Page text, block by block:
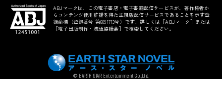
ABJマークは、この電子書店・電子書籍配信サービスが、著作権者か
らコンテンツ使用許諾を得た正規版配信サービスであることを示す登
録商標（登録番号 第6091713号）です。詳しくは［ABJマーク］または
［電子出版制作・流通協議会］で検索してください。
© EARTH STAR Entertainment Co.,Ltd.